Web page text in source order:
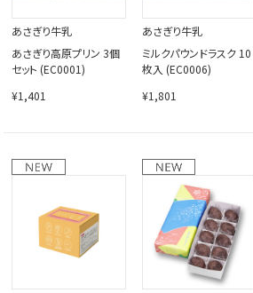
あさぎり牛乳
あさぎり高原プリン 3個
セット (EC0001)
¥1,401
あさぎり牛乳
ミルクパウンドラスク 10
枚入 (EC0006)
¥1,801